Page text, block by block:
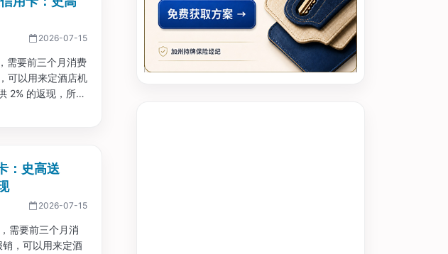
2026-07-15
需要前三个月消费
可以用来定酒店机
2% 的返现，所以
：史高送
2026-07-15
需要前三个月消
，可以用来定酒